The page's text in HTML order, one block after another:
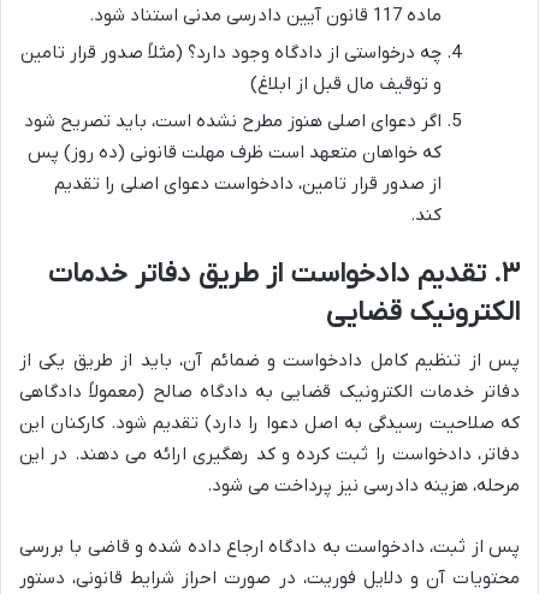
ماده 117 قانون آیین دادرسی مدنی استناد شود.
چه درخواستی از دادگاه وجود دارد؟ (مثلاً صدور قرار تامین
و توقیف مال قبل از ابلاغ)
اگر دعوای اصلی هنوز مطرح نشده است، باید تصریح شود
که خواهان متعهد است ظرف مهلت قانونی (ده روز) پس
از صدور قرار تامین، دادخواست دعوای اصلی را تقدیم
کند.
۳. تقدیم دادخواست از طریق دفاتر خدمات
الکترونیک قضایی
پس از تنظیم کامل دادخواست و ضمائم آن، باید از طریق یکی از
دفاتر خدمات الکترونیک قضایی به دادگاه صالح (معمولاً دادگاهی
که صلاحیت رسیدگی به اصل دعوا را دارد) تقدیم شود. کارکنان این
دفاتر، دادخواست را ثبت کرده و کد رهگیری ارائه می دهند. در این
مرحله، هزینه دادرسی نیز پرداخت می شود.
پس از ثبت، دادخواست به دادگاه ارجاع داده شده و قاضی با بررسی
محتویات آن و دلایل فوریت، در صورت احراز شرایط قانونی، دستور